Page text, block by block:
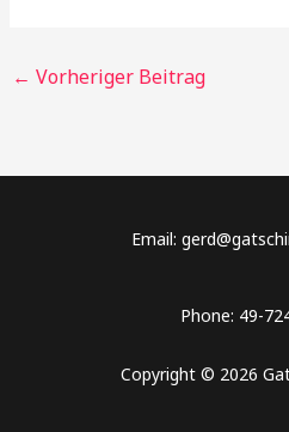
← Vorheriger Beitrag
Email:
Phone: 49-
Copyright © 2026